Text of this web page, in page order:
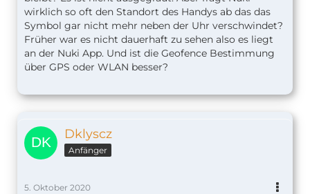
wirklich so oft den Standort des Handys ab das das
Symbol gar nicht mehr neben der Uhr verschwindet?
Früher war es nicht dauerhaft zu sehen also es liegt
an der Nuki App. Und ist die Geofence Bestimmung
über GPS oder WLAN besser?
Dklyscz
Anfänger
5. Oktober 2020